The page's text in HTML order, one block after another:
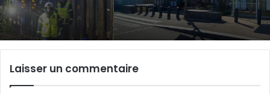
Laisser un commentaire